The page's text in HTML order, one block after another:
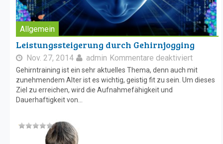
Allgemein
Leistungssteigerung durch Gehirnjogging
Nov. 27, 2014 admin Kommentare deaktiviert
Gehirntraining ist ein sehr aktuelles Thema, denn auch mit
zunehmendem Alter ist es wichtig, geistig fit zu sein. Um dieses
Ziel zu erreichen, wird die Aufnahmefähigkeit und
Dauerhaftigkeit von...